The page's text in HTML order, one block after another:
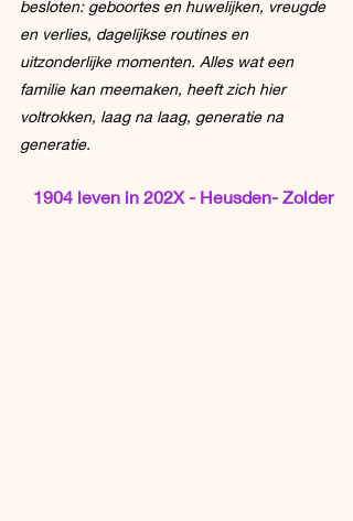
besloten: geboortes en huwelijken, vreugde
en verlies, dagelijkse routines en
uitzonderlijke momenten. Alles wat een
familie kan meemaken, heeft zich hier
voltrokken, laag na laag, generatie na
generatie.
1904 leven in 202X - Heusden- Zolder